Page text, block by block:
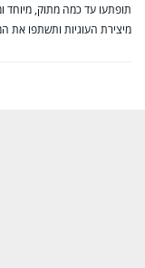
תופתעו עד כמה מתוק, מיוחד
מיצירת העוגיות ותשתפו את